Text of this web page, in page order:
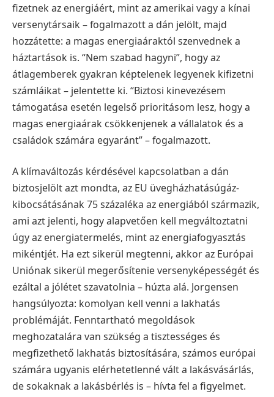
fizetnek az energiáért, mint az amerikai vagy a kínai
versenytársaik – fogalmazott a dán jelölt, majd
hozzátette: a magas energiaáraktól szenvednek a
háztartások is. “Nem szabad hagyni”, hogy az
átlagemberek gyakran képtelenek legyenek kifizetni
számláikat – jelentette ki. “Biztosi kinevezésem
támogatása esetén legelső prioritásom lesz, hogy a
magas energiaárak csökkenjenek a vállalatok és a
családok számára egyaránt” – fogalmazott.
A klímaváltozás kérdésével kapcsolatban a dán
biztosjelölt azt mondta, az EU üvegházhatásúgáz-
kibocsátásának 75 százaléka az energiából származik,
ami azt jelenti, hogy alapvetően kell megváltoztatni
úgy az energiatermelés, mint az energiafogyasztás
mikéntjét. Ha ezt sikerül megtenni, akkor az Európai
Uniónak sikerül megerősítenie versenyképességét és
ezáltal a jólétet szavatolnia – húzta alá. Jorgensen
hangsúlyozta: komolyan kell venni a lakhatás
problémáját. Fenntartható megoldások
meghozatalára van szükség a tisztességes és
megfizethető lakhatás biztosítására, számos európai
számára ugyanis elérhetetlenné vált a lakásvásárlás,
de sokaknak a lakásbérlés is – hívta fel a figyelmet.